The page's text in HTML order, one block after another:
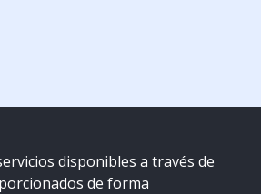
disponibles a través de
de forma